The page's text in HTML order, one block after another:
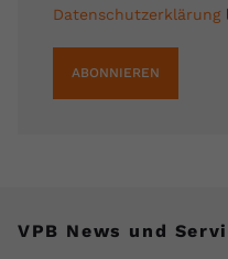
Datenschutzerklärung
ABONNIEREN
VPB News und
registriert